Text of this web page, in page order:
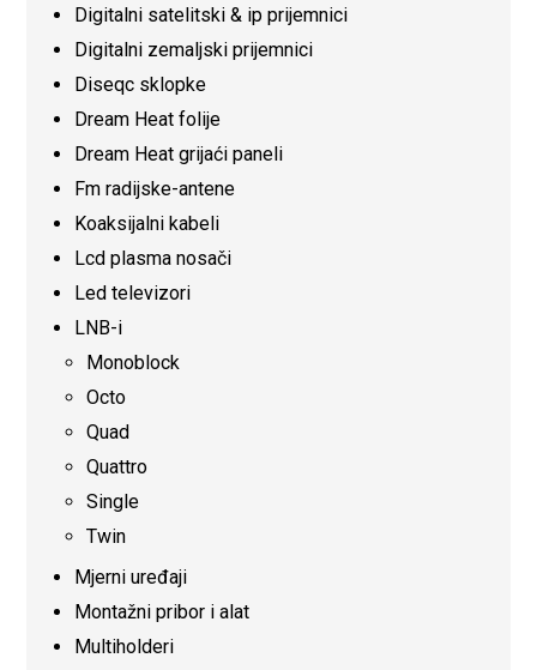
Digitalni satelitski & ip prijemnici
Digitalni zemaljski prijemnici
Diseqc sklopke
Dream Heat folije
Dream Heat grijaći paneli
Fm radijske-antene
Koaksijalni kabeli
Lcd plasma nosači
Led televizori
LNB-i
Monoblock
Octo
Quad
Quattro
Single
Twin
Mjerni uređaji
Montažni pribor i alat
Multiholderi